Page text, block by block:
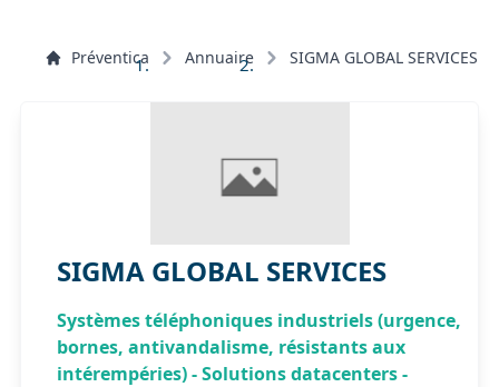
Préventica Annuaire SIGMA GLOBAL SERVICES
SIGMA GLOBAL SERVICES
Systèmes téléphoniques industriels (urgence,
bornes, antivandalisme, résistants aux
intérempéries) - Solutions datacenters -